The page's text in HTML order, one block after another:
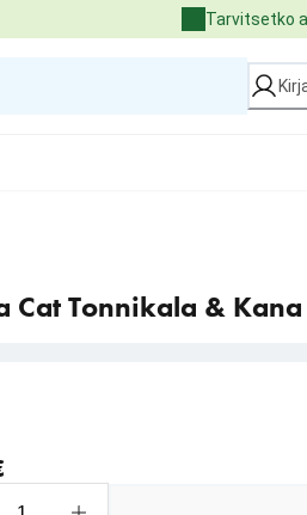
Tarvitsetko
Cat Tonnikala & Kana